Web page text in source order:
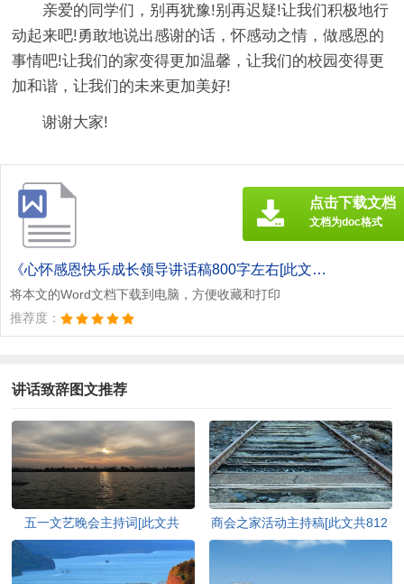
亲爱的同学们，别再犹豫!别再迟疑!让我们积极地行
动起来吧!勇敢地说出感谢的话，怀感动之情，做感恩的
事情吧!让我们的家变得更加温馨，让我们的校园变得更
加和谐，让我们的未来更加美好!
谢谢大家!
《心怀感恩快乐成长领导讲话稿800字左右[此文共4173字].doc》
将本文的Word文档下载到电脑，方便收藏和打印
推荐度：
点击下载文档
文档为doc格式
讲话致辞图文推荐
五一文艺晚会主持词[此文共
商会之家活动主持稿[此文共812
字]